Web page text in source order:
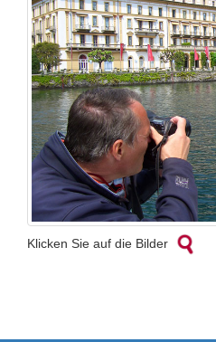
Klicken Sie auf die Bilder